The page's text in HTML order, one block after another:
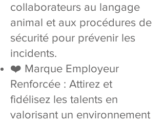
collaborateurs au langage
animal et aux procédures de
sécurité pour prévenir les
incidents.
❤️ Marque Employeur
Renforcée : Attirez et
fidélisez les talents en
valorisant un environnement